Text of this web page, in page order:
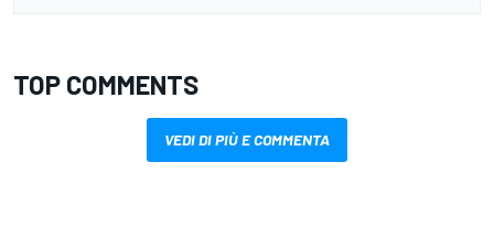
TOP COMMENTS
VEDI DI PIÙ E COMMENTA